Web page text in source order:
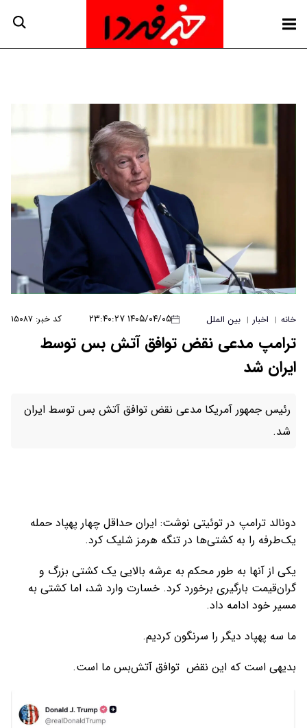
خانه | اخبار | بین الملل ۱۴۰۵/۰۴/۰۵ ۲۳:۴۰:۲۷ کد خبر: ۱۵۰۸۷
ترامپ مدعی نقض توافق آتش بس توسط
ایران شد
رئیس جمهور آمریکا مدعی نقض توافق آتش بس توسط ایران
شد.
دونالد ترامپ در توئیتی نوشت: ایران حداقل چهار پهپاد حمله
یک‌طرفه را به کشتی‌ها در تنگه هرمز شلیک کرد.
یکی از آنها به طور محکم به عرشه بالایی یک کشتی بزرگ و
گران‌قیمت بارگیری برخورد کرد. خسارت وارد شد، اما کشتی به
مسیر خود ادامه داد.
ما سه پهپاد دیگر را سرنگون کردیم.
بدیهی است که این نقض توافق آتش‌بس ما است.